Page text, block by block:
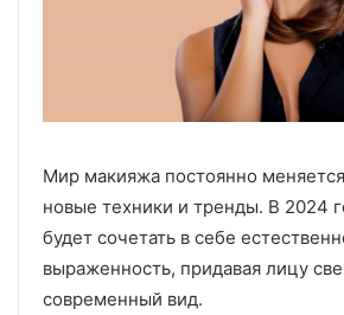
Мир макияжа постоянно
новые техники и тренды. В 2024
будет сочетать в себе
выраженность, придавая лицу
современный вид.